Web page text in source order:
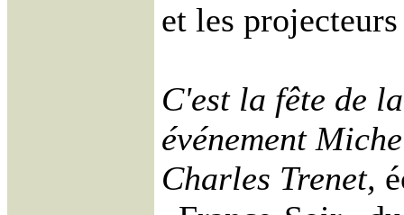
et les
C'est la fête de
événement
Charles Trenet,